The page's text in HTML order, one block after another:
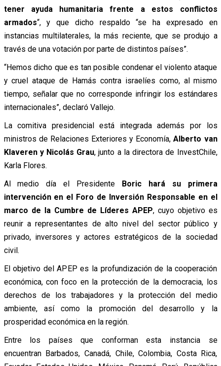
tener ayuda humanitaria frente a estos conflictos
armados“, y que dicho respaldo “se ha expresado en
instancias multilaterales, la más reciente, que se produjo a
través de una votación por parte de distintos países”.
“Hemos dicho que es tan posible condenar el violento ataque
y cruel ataque de Hamás contra israelíes como, al mismo
tiempo, señalar que no corresponde infringir los estándares
internacionales”, declaró Vallejo.
La comitiva presidencial está integrada además por los
ministros de Relaciones Exteriores y Economía,Alberto van
Klaveren y Nicolás Grau, junto a la directora de InvestChile,
Karla Flores.
Al medio día el Presidente Boric hará su primera
intervención en el Foro de Inversión Responsable en el
marco de la Cumbre de Líderes APEP, cuyo objetivo es
reunir a representantes de alto nivel del sector público y
privado, inversores y actores estratégicos de la sociedad
civil.
El objetivo del APEP es la profundización de la cooperación
económica, con foco en la protección de la democracia, los
derechos de los trabajadores y la protección del medio
ambiente, así como la promoción del desarrollo y la
prosperidad económica en la región.
Entre los países que conforman esta instancia se
encuentran Barbados, Canadá, Chile, Colombia, Costa Rica,